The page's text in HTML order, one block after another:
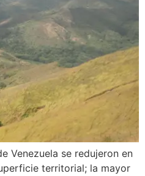
Venezuela se redujeron en
territorial; la mayor